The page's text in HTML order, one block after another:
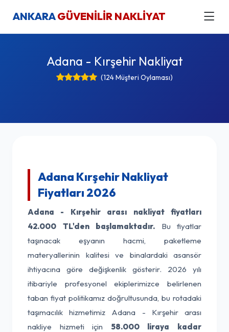
ANKARAGÜVENİLİR NAKLİYAT
Adana - Kırşehir Nakliyat
(124 Müşteri Oylaması)
Adana Kırşehir Nakliyat
Fiyatları 2026
Adana - Kırşehir arası nakliyat fiyatları
42.000 TL'den başlamaktadır. Bu fiyatlar
taşınacak eşyanın hacmi, paketleme
materyallerinin kalitesi ve binalardaki asansör
ihtiyacına göre değişkenlik gösterir. 2026 yılı
itibariyle profesyonel ekiplerimizce belirlenen
taban fiyat politikamız doğrultusunda, bu rotadaki
taşımacılık hizmetimiz Adana - Kırşehir arası
nakliye hizmeti için 58.000 liraya kadar